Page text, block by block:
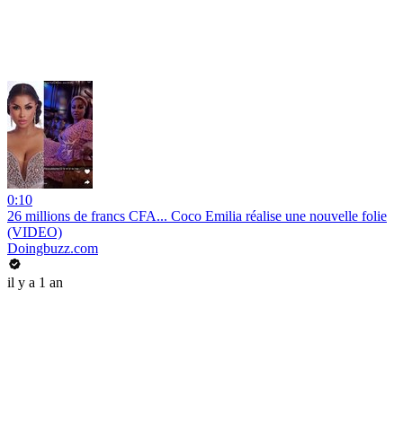
0:10
26 millions de francs CFA... Coco Emilia réalise une nouvelle folie
(VIDEO)
Doingbuzz.com
il y a 1 an